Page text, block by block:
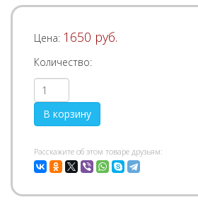
Цена: 1650 руб.
Количество:
Pасскажите об этом товаре друзьям: